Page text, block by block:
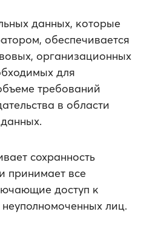
данных, которые
обеспечивается
организационных
для
требований
в области
сохранность
принимает все
доступ к
лиц.